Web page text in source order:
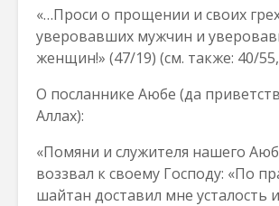
«…Проси о прощении и своих
уверовавших мужчин и
женщин!» (47/19) (см. также: 40/
О посланнике Аюбе (да
Аллах):
«Помяни и служителя нашего
воззвал к своему Господу: «По
шайтан доставил мне усталость